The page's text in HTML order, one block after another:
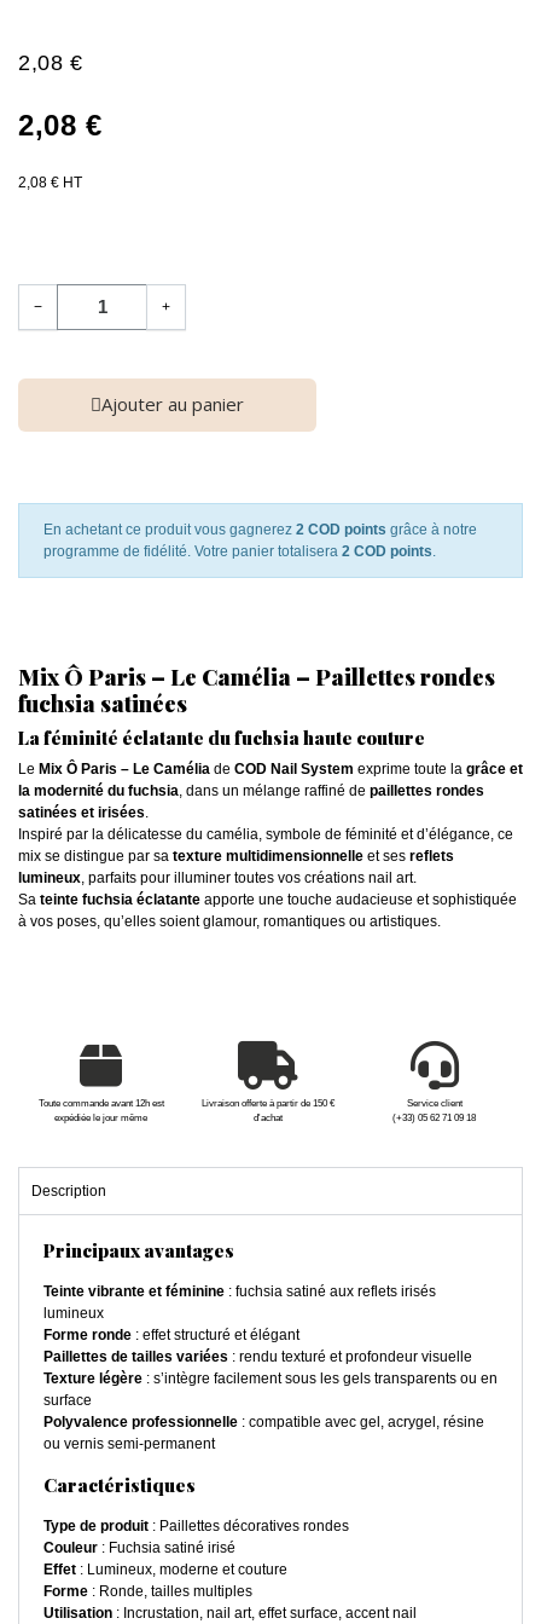
2,08 €
2,08 €
2,08 € HT
− +
Ajouter au panier
En achetant ce produit vous gagnerez 2 COD points grâce à notre
programme de fidélité. Votre panier totalisera 2 COD points.
Mix Ô Paris – Le Camélia – Paillettes rondes
fuchsia satinées
La féminité éclatante du fuchsia haute couture
Le Mix Ô Paris – Le Camélia de COD Nail System exprime toute la grâce et
la modernité du fuchsia, dans un mélange raffiné de paillettes rondes
satinées et irisées.
Inspiré par la délicatesse du camélia, symbole de féminité et d’élégance, ce
mix se distingue par sa texture multidimensionnelle et ses reflets
lumineux, parfaits pour illuminer toutes vos créations nail art.
Sa teinte fuchsia éclatante apporte une touche audacieuse et sophistiquée
à vos poses, qu’elles soient glamour, romantiques ou artistiques.
Toute commande avant 12h est
expédiée le jour même
Livraison offerte à partir de 150 €
d'achat
Service client
(+33) 05 62 71 09 18
Description
Principaux avantages
Teinte vibrante et féminine : fuchsia satiné aux reflets irisés
lumineux
Forme ronde : effet structuré et élégant
Paillettes de tailles variées : rendu texturé et profondeur visuelle
Texture légère : s’intègre facilement sous les gels transparents ou en
surface
Polyvalence professionnelle : compatible avec gel, acrygel, résine
ou vernis semi-permanent
Caractéristiques
Type de produit : Paillettes décoratives rondes
Couleur : Fuchsia satiné irisé
Effet : Lumineux, moderne et couture
Forme : Ronde, tailles multiples
Utilisation : Incrustation, nail art, effet surface, accent nail